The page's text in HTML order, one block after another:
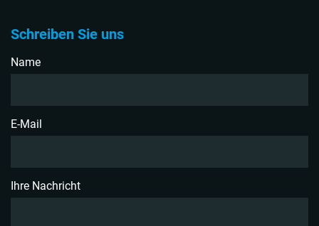
Schreiben Sie uns
Name
E-Mail
Ihre Nachricht